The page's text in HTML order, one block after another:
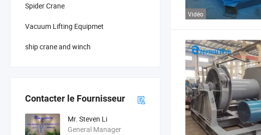
Spider Crane
Vacuum Lifting Equipmet
ship crane and winch
Contacter le Fournisseur
Mr. Steven Li
General Manager
Vidéo